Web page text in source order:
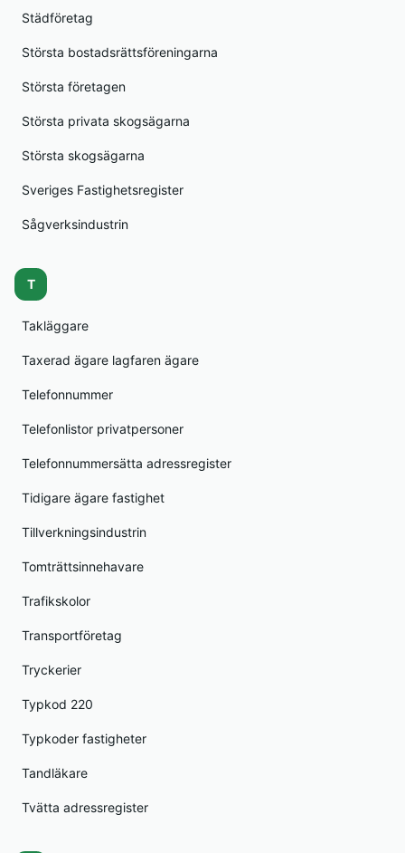
Städföretag
Största bostadsrättsföreningarna
Största företagen
Största privata skogsägarna
Största skogsägarna
Sveriges Fastighetsregister
Sågverksindustrin
T
Takläggare
Taxerad ägare lagfaren ägare
Telefonnummer
Telefonlistor privatpersoner
Telefonnummersätta adressregister
Tidigare ägare fastighet
Tillverkningsindustrin
Tomträttsinnehavare
Trafikskolor
Transportföretag
Tryckerier
Typkod 220
Typkoder fastigheter
Tandläkare
Tvätta adressregister